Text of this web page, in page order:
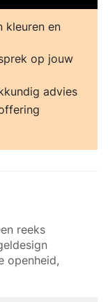
kleuren en
op jouw
advies
reeks
openheid,